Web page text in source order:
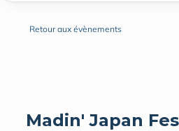
Retour aux évènements
Madin' Japan